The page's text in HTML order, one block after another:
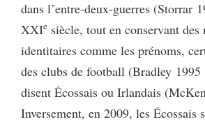
dans l’entre-deux-guerres (Storrar
XXIe siècle, tout en conservant des
identitaires comme les prénoms,
des clubs de football (Bradley
disent Écossais ou Irlandais
Inversement, en 2009, les Écossais